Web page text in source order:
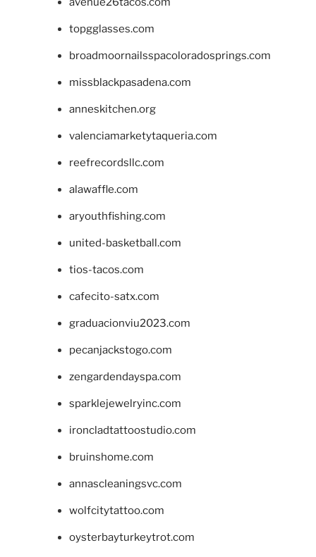
topgglasses.com
broadmoornailsspacoloradosprings.com
missblackpasadena.com
anneskitchen.org
valenciamarketytaqueria.com
reefrecordsllc.com
alawaffle.com
aryouthfishing.com
united-basketball.com
tios-tacos.com
cafecito-satx.com
graduacionviu2023.com
pecanjackstogo.com
zengardendayspa.com
sparklejewelryinc.com
ironcladtattoostudio.com
bruinshome.com
annascleaningsvc.com
wolfcitytattoo.com
oysterbayturkeytrot.com